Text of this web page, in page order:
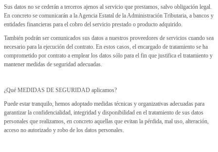
Sus datos no se cederán a terceros ajenos al servicio que prestamos, salvo obligación legal.
En concreto se comunicarán a la Agencia Estatal de la Administración Tributaria, a bancos y
entidades financieras para el cobro del servicio prestado o producto adquirido.
También podrán ser comunicados sus datos a nuestros proveedores de servicios cuando sea
necesario para la ejecución del contrato. En estos casos, el encargado de tratamiento se ha
comprometido por contrato a emplear los datos sólo para el fin que justifica el tratamiento y
mantener medidas de seguridad adecuadas.
¿Qué MEDIDAS DE SEGURIDAD aplicamos?
Puede estar tranquilo, hemos adoptado medidas técnicas y organizativas adecuadas para
garantizar la confidencialidad, integridad y disponibilidad en el tratamiento de sus datos
personales que realizamos, en concreto aquellas que evitan la pérdida, mal uso, alteración,
acceso no autorizado y robo de los datos personales.